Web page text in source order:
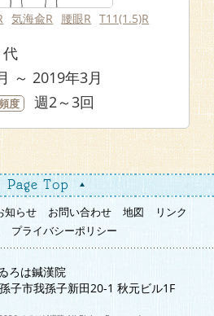
気海兪R 腰眼R T11(1.5)R
～ 2019年3月
度 週2～3回
知らせ お問い合わせ 地図
リンク
プライバシーポリシー
ろは鍼漢院
子市我孫子新田20-1 秋元ビル1F